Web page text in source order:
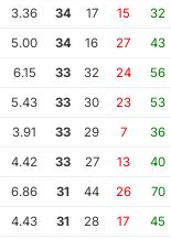
32
15
17
34
3.36
43
27
16
34
5.00
56
24
32
33
6.15
53
23
30
33
5.43
36
7
29
33
3.91
40
13
27
33
4.42
70
26
44
31
6.86
45
17
28
31
4.43